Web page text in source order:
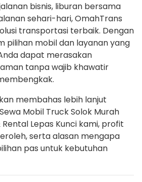
bisnis, liburan bersama
sehari-hari, OmahTrans
transportasi terbaik. Dengan
mobil dan layanan yang
dapat merasakan
tanpa wajib khawatir
membahas lebih lanjut
Mobil Truck Solok Murah
Rental Lepas Kunci kami, profit
serta alasan mengapa
pas untuk kebutuhan